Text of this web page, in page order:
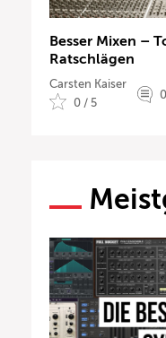
Besser Mixen –
Ratschlägen
Carsten Kaiser
0 / 5
0